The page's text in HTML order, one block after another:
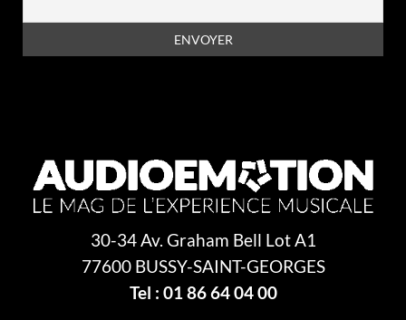
faire un bel objet que l’on sera
fier d’exhiber, mais aussi de
30-34 Av. Graham Bell Lot A1
77600 BUSSY-SAINT-GEORGES
Tel : 01 86 64 04 00